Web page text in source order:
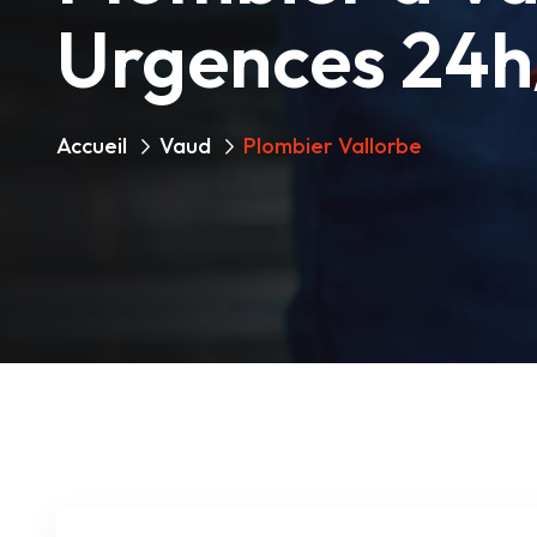
Urgences
Accueil Vaud Plombier Vallorbe